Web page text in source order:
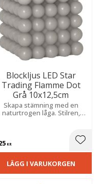
i favoriter
Blockljus LED Star
Trading Flamme Dot
Grå 10x12,5cm
Skapa stämning med en
naturtrogen låga. Stilren,
KR
LÄGG I VARUKORGEN